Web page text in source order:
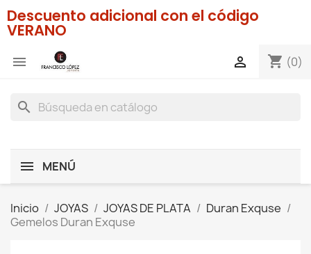
Descuento adicional con el código
VERANO
 shopping_cart (0)

search
MENÚ
Inicio JOYAS JOYAS DE PLATA
Duran Exquse
Gemelos Duran Exquse